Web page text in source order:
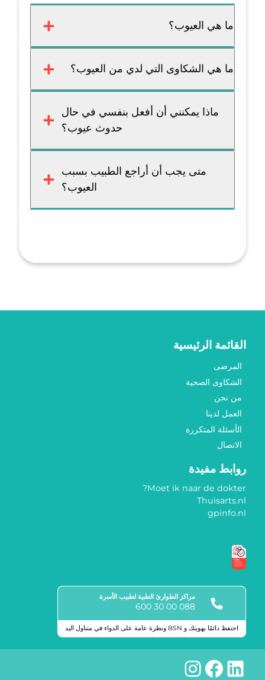
ما هي العيوب؟
ما هي الشكاوى التي لدي من العيوب؟
ماذا يمكنني أن أفعل بنفسي في حال
حدوث عيوب؟
متى يجب أن أراجع الطبيب بسبب
العيوب؟
القائمة الرئيسية
المرضى
الشكاوى الصحية
من نحن
العمل لدينا
الأسئلة المتكررة
الاتصال
روابط مفيدة
Moet ik naar de dokter?
Thuisarts.nl
gpinfo.nl
مراكز الطوارئ الطبية لطبيب الأسرة
088 00 30 600
احتفظ دائمًا بهويتك و BSN ونظرة عامة على الدواء في متناول اليد
لينكد إن
فيسبوك
إنستجرام